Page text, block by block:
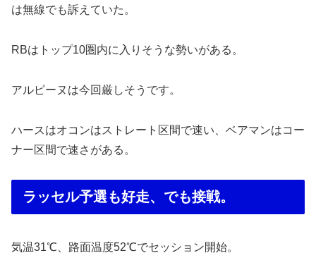
は無線でも訴えていた。
RBはトップ10圏内に入りそうな勢いがある。
アルピーヌは今回厳しそうです。
ハースはオコンはストレート区間で速い、ベアマンはコー
ナー区間で速さがある。
ラッセル予選も好走、でも接戦。
気温31℃、路面温度52℃でセッション開始。